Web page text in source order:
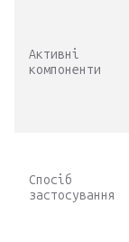
Активні
компоненти
Спосіб
застосування